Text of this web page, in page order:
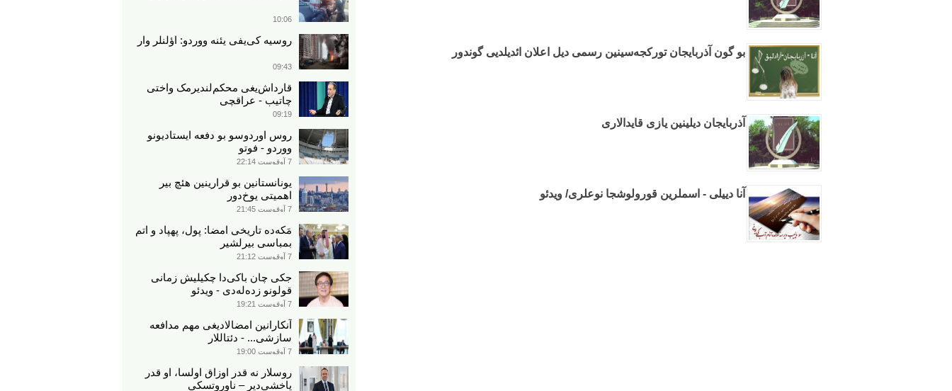
بو گون آذربایجان تورکجه‌سینین رسمی دیل اعلان ائدیلدیی گوندور
آذربایجان دیلینین یازی قایدالاری
آنا دییلی - اسملرین قورولوشجا نوعلری/ ویدئو
10:06
روسیه کی‌یفی یئنه ووردو: اؤلنلر وار
09:43
قارداش‌یغی محکم‌لندیرمک واختی
چاتیب - عراقچی
09:19
روس اوردوسو بو دفعه ایستادیونو
ووردو - فوتو
7 آوقوست 22:14
یونانستانین بو قرارینین هئچ بیر
اهمیتی یوخ‌دور
7 آوقوست 21:45
مَکه‌ده تاریخی امضا: پول، پهپاد و اتم
بمباسی بیرلشیر
7 آوقوست 21:12
جکی چان باکی‌دا چکیلیش زمانی
قولونو زده‌له‌دی - ویدئو
7 آوقوست 19:21
آنکارانین امضالادیغی مهم مدافعه
سازشی... - دئتاللار
7 آوقوست 19:00
روسلار نه قدر اوزاق اولسا، او قدر
یاخشی‌دیر – ناوروتسکی